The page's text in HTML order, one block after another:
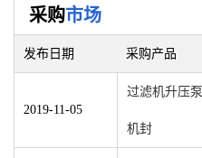
采购市场
发布日期 采购产品
2019-11-05
过滤机升压泵
机封